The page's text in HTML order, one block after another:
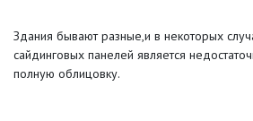
Здания бывают разные,и в некоторых
сайдинговых панелей является
полную облицовку.